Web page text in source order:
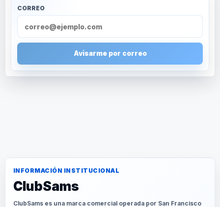
CORREO
Avisarme por correo
INFORMACIÓN INSTITUCIONAL
ClubSams
ClubSams es una marca comercial operada por San Francisco